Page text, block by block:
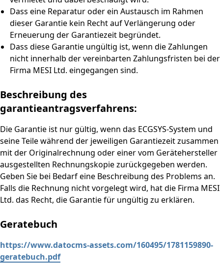
Dass eine Reparatur oder ein Austausch im Rahmen
dieser Garantie kein Recht auf Verlängerung oder
Erneuerung der Garantiezeit begründet.
Dass diese Garantie ungültig ist, wenn die Zahlungen
nicht innerhalb der vereinbarten Zahlungsfristen bei der
Firma MESI Ltd. eingegangen sind.
Beschreibung des
garantieantragsverfahrens:
Die Garantie ist nur gültig, wenn das ECGSYS-System und
seine Teile während der jeweiligen Garantiezeit zusammen
mit der Originalrechnung oder einer vom Gerätehersteller
ausgestellten Rechnungskopie zurückgegeben werden.
Geben Sie bei Bedarf eine Beschreibung des Problems an.
Falls die Rechnung nicht vorgelegt wird, hat die Firma MESI
Ltd. das Recht, die Garantie für ungültig zu erklären.
Geratebuch
https://www.datocms-assets.com/160495/1781159890-
geratebuch.pdf